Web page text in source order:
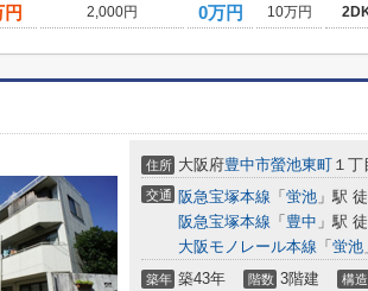
2,000円 0万円 10万円
住所 大阪府豊中市螢池東町 １
交通 阪急宝塚本線 「 蛍池 」駅
阪急宝塚本線 「 豊中 」駅
大阪モノレール本線 「 蛍池
築年 築43年 階数 3階建 構造